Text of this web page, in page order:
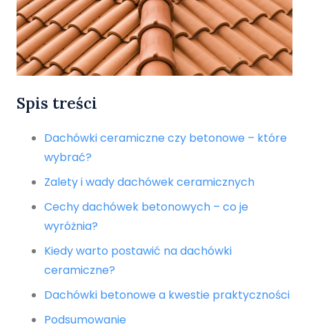
Spis treści
Dachówki ceramiczne czy betonowe – które
wybrać?
Zalety i wady dachówek ceramicznych
Cechy dachówek betonowych – co je
wyróżnia?
Kiedy warto postawić na dachówki
ceramiczne?
Dachówki betonowe a kwestie praktyczności
Podsumowanie